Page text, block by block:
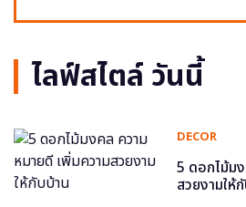
ไลฟ์สไตล์ วันนี้
DECOR
5 ดอกไม้ม
สวยงามให้